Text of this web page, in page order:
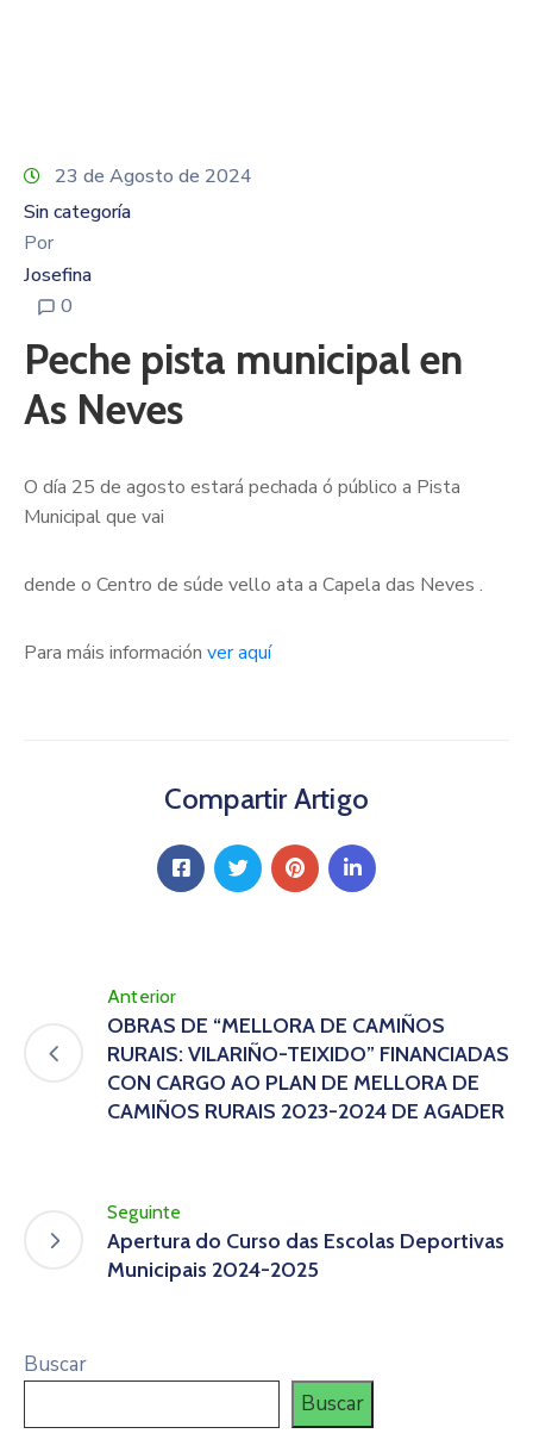
23 de Agosto de 2024
Sin categoría
Por
Josefina
0
Peche pista municipal en
As Neves
O día 25 de agosto estará pechada ó público a Pista
Municipal que vai
dende o Centro de súde vello ata a Capela das Neves .
Para máis información ver aquí
Compartir Artigo
Anterior
OBRAS DE “MELLORA DE CAMIÑOS
RURAIS: VILARIÑO-TEIXIDO” FINANCIADAS
CON CARGO AO PLAN DE MELLORA DE
CAMIÑOS RURAIS 2023-2024 DE AGADER
Seguinte
Apertura do Curso das Escolas Deportivas
Municipais 2024-2025
Buscar
Buscar